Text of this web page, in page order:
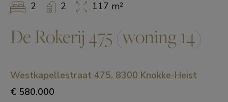
2 2 117 m²
De Rokerij 475 (woning 14)
Westkapellestraat 475, 8300 Knokke-Heist
€ 580.000